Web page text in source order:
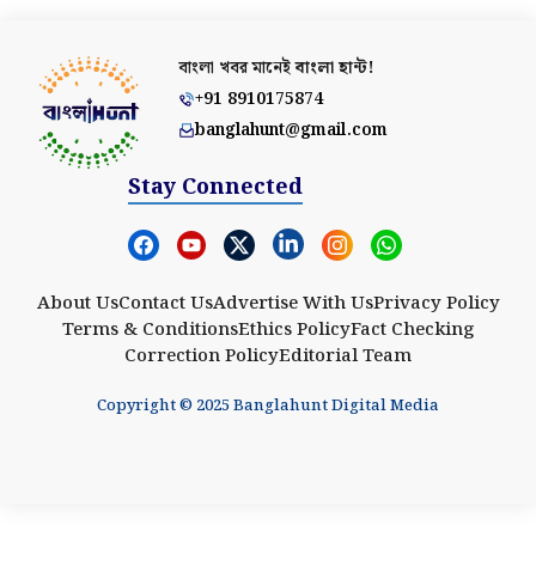
বাংলা খবর মানেইবাংলা হান্ট!
+91 8910175874
banglahunt@gmail.com
Stay Connected
About UsContact UsAdvertise With UsPrivacy Policy
Terms & ConditionsEthics PolicyFact Checking
Correction PolicyEditorial Team
Copyright © 2025 Banglahunt Digital Media